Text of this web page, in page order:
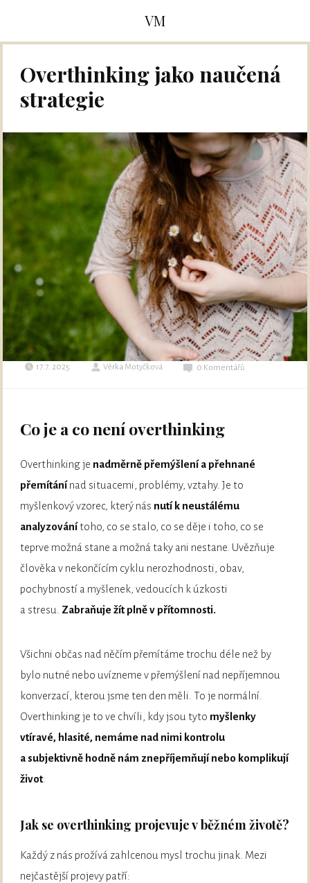
VM
Overthinking jako naučená
strategie
17.7. 2025 Věrka Motyčková 0 Komentářů
Co je a co není overthinking
Overthinking je nadměrně přemýšlení a přehnané
přemítánínad situacemi, problémy, vztahy. Je to
myšlenkový vzorec, který nás nutí k neustálému
analyzovánítoho, co se stalo, co se děje i toho, co se
teprve možná stane a možná taky ani nestane. Uvězňuje
člověka v nekončícím cyklu nerozhodnosti, obav,
pochybností a myšlenek, vedoucích k úzkosti
a stresu. Zabraňuje žít plně v přítomnosti.
Všichni občas nad něčím přemítáme trochu déle než by
bylo nutné nebo uvízneme v přemýšlení nad nepříjemnou
konverzací, kterou jsme ten den měli. To je normální.
Overthinking je to ve chvíli, kdy jsou tyto myšlenky
vtíravé, hlasité, nemáme nad nimi kontrolu
a subjektivně hodně nám znepříjemňují nebo komplikují
život.
Jak se overthinking projevuje v běžném životě?
Každý z nás prožívá zahlcenou mysl trochu jinak. Mezi
nejčastější projevy patří: